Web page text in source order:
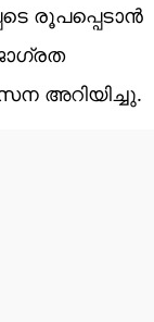
രൂപപ്പെടാന്‍
അറിയിച്ചു.